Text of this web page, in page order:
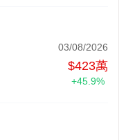
03/08/2026
$423萬
+45.9%